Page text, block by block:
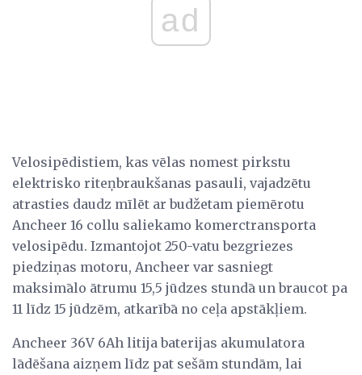
ad
Velosipēdistiem, kas vēlas nomest pirkstu
elektrisko riteņbraukšanas pasauli, vajadzētu
atrasties daudz mīlēt ar budžetam piemērotu
Ancheer 16 collu saliekamo komerctransporta
velosipēdu. Izmantojot 250-vatu bezgriezes
piedziņas motoru, Ancheer var sasniegt
maksimālo ātrumu 15,5 jūdzes stundā un braucot pa
11 līdz 15 jūdzēm, atkarībā no ceļa apstākļiem.
Ancheer 36V 6Ah litija baterijas akumulatora
lādēšana aizņem līdz pat sešām stundām, lai